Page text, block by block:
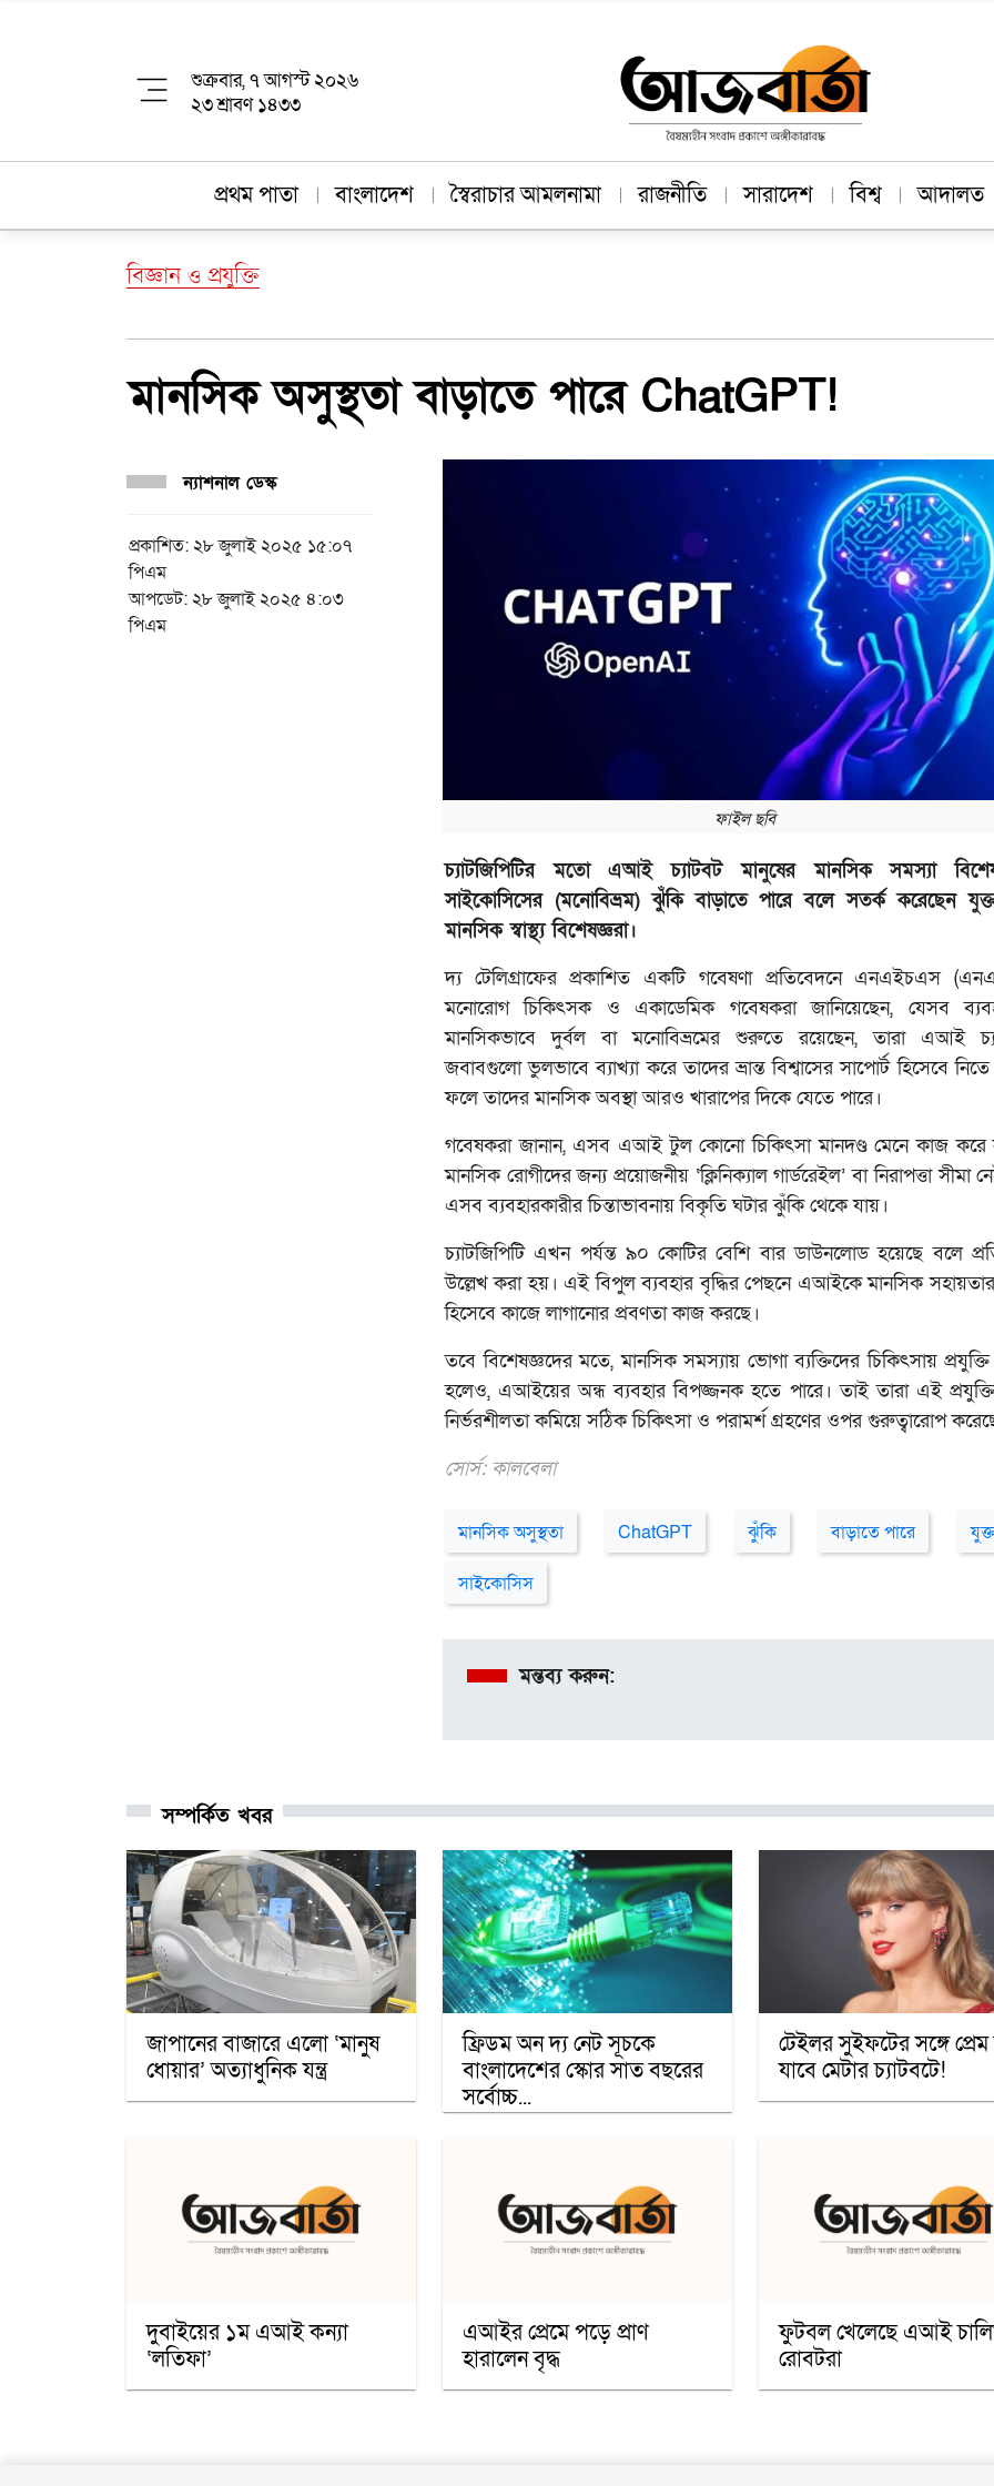
শুক্রবার, ৭ আগস্ট ২০২৬
২৩ শ্রাবণ ১৪৩৩
প্রথম পাতা বাংলাদেশ স্বৈরাচার আমলনামা রাজনীতি সারাদেশ বিশ্ব আদালত
বিজ্ঞান ও প্রযুক্তি
মানসিক অসুস্থতা বাড়াতে পারে ChatGPT!
ন্যাশনাল ডেস্ক
প্রকাশিত: ২৮ জুলাই ২০২৫ ১৫:০৭
পিএম
আপডেট: ২৮ জুলাই ২০২৫ ৪:০৩
পিএম
ফাইল ছবি
চ্যাটজিপিটির মতো এআই চ্যাটবট মানুষের মানসিক সমস্যা
সাইকোসিসের (মনোবিভ্রম) ঝুঁকি বাড়াতে পারে বলে সতর্ক করেছেন
মানসিক স্বাস্থ্য বিশেষজ্ঞরা।
দ্য টেলিগ্রাফের প্রকাশিত একটি গবেষণা প্রতিবেদনে এনএইচএস
মনোরোগ চিকিৎসক ও একাডেমিক গবেষকরা জানিয়েছেন, যেসব
মানসিকভাবে দুর্বল বা মনোবিভ্রমের শুরুতে রয়েছেন, তারা এআই
জবাবগুলো ভুলভাবে ব্যাখ্যা করে তাদের ভ্রান্ত বিশ্বাসের সাপোর্ট হিসেবে নিতে
ফলে তাদের মানসিক অবস্থা আরও খারাপের দিকে যেতে পারে।
গবেষকরা জানান, এসব এআই টুল কোনো চিকিৎসা মানদণ্ড মেনে কাজ করে
মানসিক রোগীদের জন্য প্রয়োজনীয় ‘ক্লিনিক্যাল গার্ডরেইল’ বা নিরাপত্তা সীমা
এসব ব্যবহারকারীর চিন্তাভাবনায় বিকৃতি ঘটার ঝুঁকি থেকে যায়।
চ্যাটজিপিটি এখন পর্যন্ত ৯০ কোটির বেশি বার ডাউনলোড হয়েছে বলে
উল্লেখ করা হয়। এই বিপুল ব্যবহার বৃদ্ধির পেছনে এআইকে মানসিক
হিসেবে কাজে লাগানোর প্রবণতা কাজ করছে।
তবে বিশেষজ্ঞদের মতে, মানসিক সমস্যায় ভোগা ব্যক্তিদের চিকিৎসায়
হলেও, এআইয়ের অন্ধ ব্যবহার বিপজ্জনক হতে পারে। তাই তারা এই
নির্ভরশীলতা কমিয়ে সঠিক চিকিৎসা ও পরামর্শ গ্রহণের ওপর গুরুত্বারোপ
সোর্স: কালবেলা
মানসিক অসুস্থতা ChatGPT ঝুঁকি বাড়াতে পারে
সাইকোসিস
মন্তব্য করুন:
সম্পর্কিত খবর
জাপানের বাজারে এলো ‘মানুষ
ধোয়ার’ অত্যাধুনিক যন্ত্র
ফ্রিডম অন দ্য নেট সূচকে
বাংলাদেশের স্কোর সাত বছরের
সর্বোচ্চ...
টেইলর সুইফটের সঙ্গে
যাবে মেটার চ্যাটবটে!
দুবাইয়ের ১ম এআই কন্যা
‘লতিফা’
এআইর প্রেমে পড়ে প্রাণ
হারালেন বৃদ্ধ
ফুটবল খেলেছে এআই
রোবটরা